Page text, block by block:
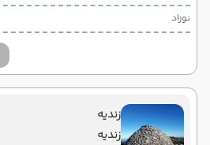
نوزاد
زندیه
زندیه